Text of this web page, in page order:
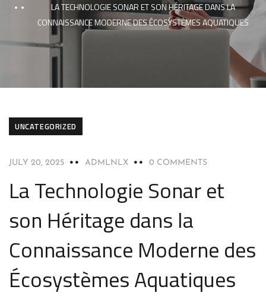
LA TECHNOLOGIE SONAR ET SON HÉRITAGE DANS LA
CONNAISSANCE MODERNE DES ÉCOSYSTÈMES AQUATIQUES
UNCATEGORIZED
JULY 20, 2025 ADMLNLX 0 COMMENTS
La Technologie Sonar et
son Héritage dans la
Connaissance Moderne des
Écosystèmes Aquatiques